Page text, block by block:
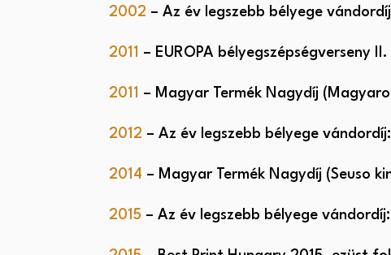
2002 – Az év legszebb bélyege
2011 – EUROPA bélyegszépségverseny
2011 – Magyar Termék Nagydíj
2012 – Az év legszebb bélyege
2014 – Magyar Termék Nagydíj (Seuso
2015 – Az év legszebb bélyege